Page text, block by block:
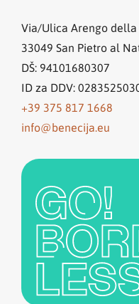
Via/Ulica Arengo della
33049 San Pietro al
DŠ: 94101680307
ID za DDV:
+39 375 817 1668
info@benecija.eu